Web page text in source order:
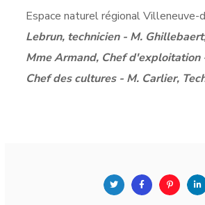
Espace naturel régional Villeneuve-
Lebrun, technicien - M.
Mme Armand, Chef d'exploitation
Chef des cultures - M. Carlier,